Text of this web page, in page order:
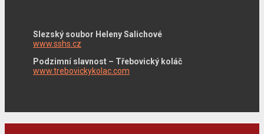
Slezský soubor Heleny Salichové
www.sshs.cz
Podzimní slavnost – Třebovický koláč
www.trebovickykolac.com